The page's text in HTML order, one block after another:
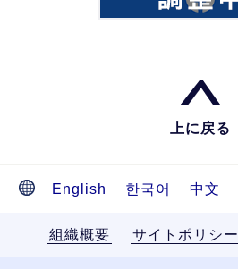
上に戻る
English 한국어 中文
組織概要 サイトポリシー